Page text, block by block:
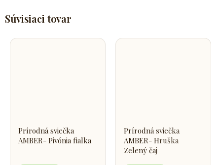
Súvisiaci tovar
Prírodná sviečka
AMBER- Pivónia fialka
Prírodná sviečka
AMBER- Hruška
Zelený čaj